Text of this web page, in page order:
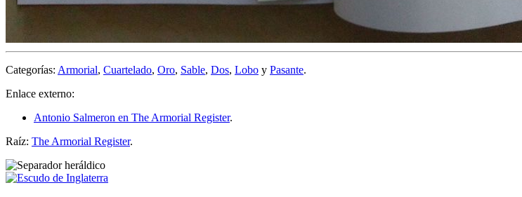
Categorías: Armorial, Cuartelado, Oro, Sable, Dos, Lobo y Pasante.
Enlace externo:
Antonio Salmeron en The Armorial Register.
Raíz: The Armorial Register.